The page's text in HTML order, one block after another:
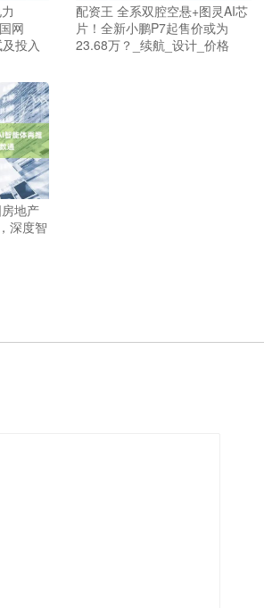
网
投入
配资王 全系双腔空悬+图灵AI芯
片！全新小鹏P7起售价或为
23.68万？_续航_设计_价格
地产
深度智